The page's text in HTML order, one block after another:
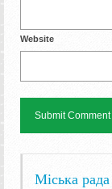
Website
Міська рада